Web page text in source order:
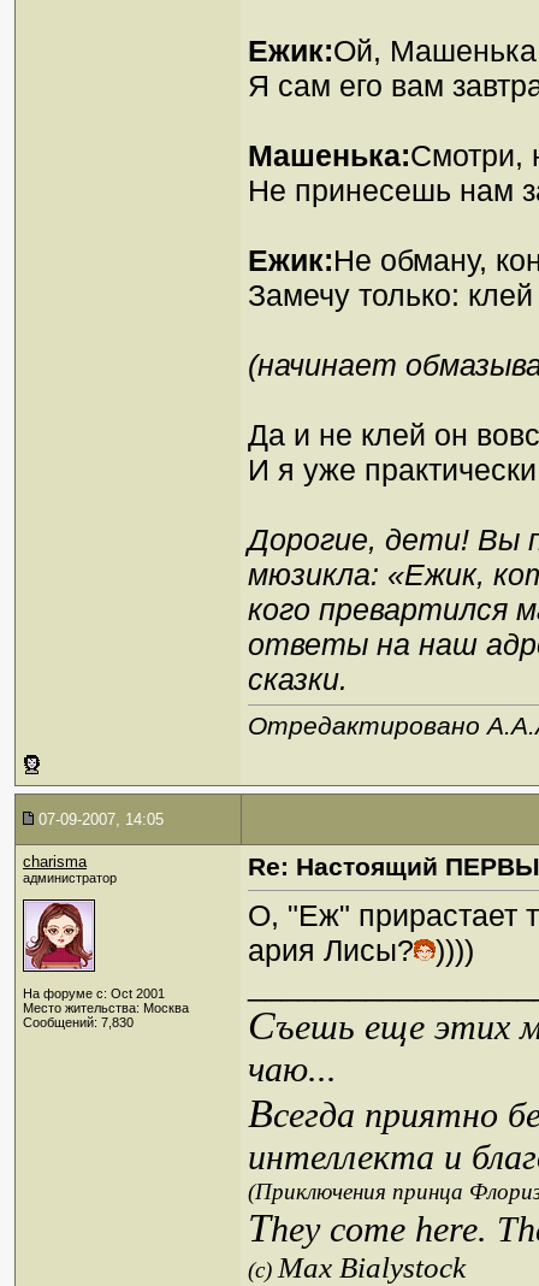
Ежик:Ой,
Я сам его вам
Машенька:Смотри,
Не принесешь нам
Ежик:Не обману,
Замечу только:
(начинает
Да и не клей он
И я уже
Дорогие, дети! Вы
мюзикла: «Ежик,
кого превартился
ответы на наш
сказки.
Отредактировано
07-09-2007, 14:05
charisma
администратор
На форуме с: Oct 2001
Место жительства: Москва
Сообщений: 7,830
Re: Настоящий
О, "Еж" прирастает
ария Лисы?
))))
Съешь еще этих
чаю...
Всегда приятно
интеллекта и
(Приключения принца
They come here.
(c)Max Bialystock